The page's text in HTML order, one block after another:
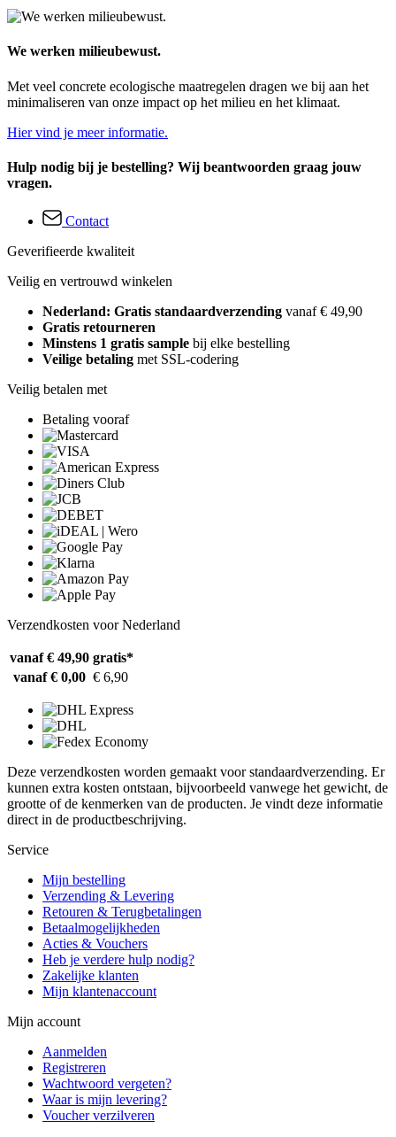
We werken milieubewust.
Met veel concrete ecologische maatregelen dragen we bij aan het
minimaliseren van onze impact op het milieu en het klimaat.
Hier vind je meer informatie.
Hulp nodig bij je bestelling? Wij beantwoorden graag jouw
vragen.
Contact
Geverifieerde kwaliteit
Veilig en vertrouwd winkelen
Nederland: Gratis standaardverzending vanaf € 49,90
Gratis retourneren
Minstens 1 gratis sample bij elke bestelling
Veilige betaling met SSL-codering
Veilig betalen met
Betaling vooraf
Verzendkosten voor Nederland
vanaf € 49,90 gratis*
vanaf € 0,00 € 6,90
Deze verzendkosten worden gemaakt voor standaardverzending. Er
kunnen extra kosten ontstaan, bijvoorbeeld vanwege het gewicht, de
grootte of de kenmerken van de producten. Je vindt deze informatie
direct in de productbeschrijving.
Service
Mijn bestelling
Verzending & Levering
Retouren & Terugbetalingen
Betaalmogelijkheden
Acties & Vouchers
Heb je verdere hulp nodig?
Zakelijke klanten
Mijn klantenaccount
Mijn account
Aanmelden
Registreren
Wachtwoord vergeten?
Waar is mijn levering?
Voucher verzilveren